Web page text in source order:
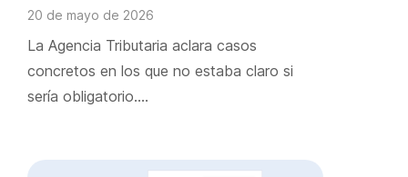
deberán usarlo
20 de mayo de 2026
La Agencia Tributaria aclara casos
concretos en los que no estaba claro si
sería obligatorio….